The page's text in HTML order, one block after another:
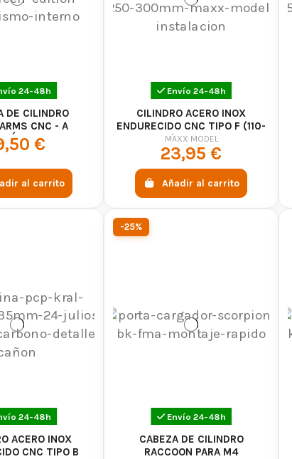
24-48h
DE CILINDRO
CNC - A
€
al carrito
Envío 24-48h
CILINDRO ACERO INOX
ENDURECIDO CNC TIPO F (110-
200 MM) - MAXX MODEL
MAXX MODEL
23,95 €
Añadir al carrito
24-48h
ACERO INOX
CNC TIPO B
-25%
Envío 24-48h
CABEZA DE CILINDRO
RACCOON PARA M4